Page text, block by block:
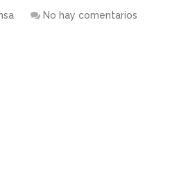
No hay comentarios